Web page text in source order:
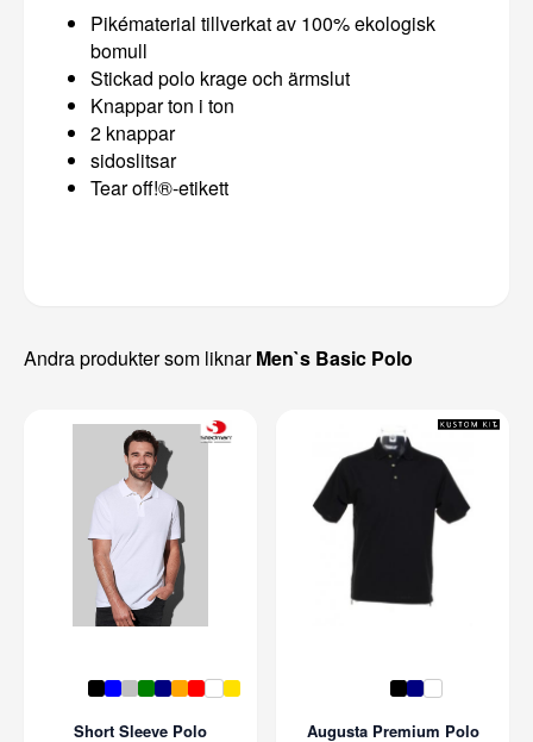
Pikématerial tillverkat av 100% ekologisk
bomull
Stickad polo krage och ärmslut
Knappar ton i ton
2 knappar
sidoslitsar
Tear off!®-etikett
Andra produkter som liknarMen`s Basic Polo
Short Sleeve Polo Augusta Premium Polo